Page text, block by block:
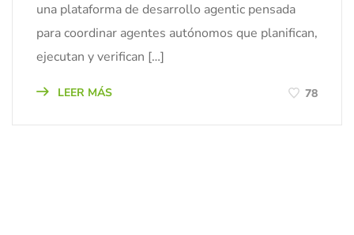
una plataforma de desarrollo agentic pensada
para coordinar agentes autónomos que planifican,
ejecutan y verifican […]
LEER MÁS 78